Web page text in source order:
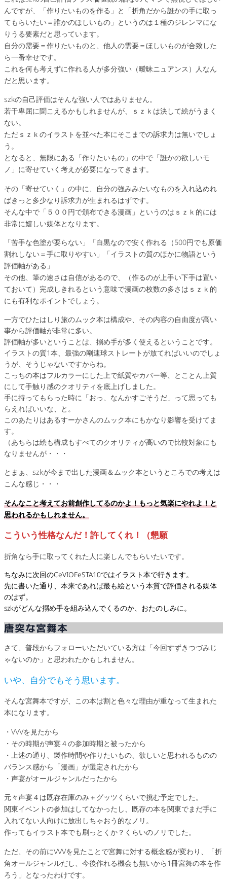
んですが、「作りたいものを作る」と「折角だから誰かの手に取っ
てもらいたい＝誰かのほしいもの」というのは１種のジレンマにな
りうる要素だと思っています。
自分の需要＝作りたいものと、他人の需要＝ほしいものが合致した
ら一番幸せです。
これを何も考えずに作れる人が多分強い（曖昧ニュアンス）人なん
だと思います。
szkの自己評価はそんな強い人ではありません。
若干卑屈に聞こえるかもしれませんが、ｓｚｋは決して絵がうまく
ない。
ただｓｚｋのイラストを並べた本にそこまでの訴求力は無いでしょ
う。
となると、無限にある「作りたいもの」の中で「誰かの欲しいモ
ノ」に寄せていく考えが必要になってきます。
その「寄せていく」の中に、自分の強みみたいなものを入れ込めれ
ばきっと多少なり訴求力が生まれるはずです。
そんな中で「５００円で頒布できる漫画」というのはｓｚｋ的には
非常に嬉しい媒体となります。
「苦手な色塗が要らない」「白黒なので安く作れる（500円でも原価
割れしない＝手に取りやすい」「イラストの質のほかに物語という
評価軸がある」
その他、筆の速さは自信があるので、（作るのが上手い下手は置い
ておいて）完成しきれるという意味で漫画の枚数の多さはｓｚｋ的
にも有利なポイントでしょう。
一方でひたはしり旅のムック本は構成や、その内容の自由度が高い
事から評価軸が非常に多い。
評価軸が多いということは、搦め手が多く使えるということです。
イラストの質1本、最強の剛速球ストレートが放てればいいのでしょ
うが、そうじゃないですからね。
こっちの本はフルカラーにした上で紙質やカバー等、とことん上質
にして手触り感のクオリティを底上げしました。
手に持ってもらった時に「おっ、なんかすごそうだ」って思っても
らえればいいな、と。
このあたりはあるすーかさんのムック本にもかなり影響を受けてま
す。
（あちらは絵も構成もすべてのクオリティが高いので比較対象にも
なりませんが・・・
とまぁ、szkが今まで出した漫画＆ムック本というところでの考えは
こんな感じ・・・
そんなこと考えてお前創作してるのかよ！もっと気楽にやれよ！と
思われるかもしれません。
こういう性格なんだ！許してくれ！（懇願
折角なら手に取ってくれた人に楽しんでもらいたいです。
ちなみに次回のCeVIOFeSTA10ではイラスト本で行きます。
先に書いた通り、本来であれば最も絵という本質で評価される媒体
のはず。
szkがどんな搦め手を組み込んでくるのか、おたのしみに。
唐突な宮舞本
さて、普段からフォローいただいている方は「今回すずきつづみじ
ゃないのか」と思われたかもしれません。
いや、自分でもそう思います。
そんな宮舞本ですが、この本は割と色々な理由が重なって生まれた
本になります。
・VVVを見たから
・その時期が声宴４の参加時期と被ったから
・上述の通り、製作時間や作りたいもの、欲しいと思われるものの
バランス感から「漫画」が選定されたから
・声宴がオールジャンルだったから
元々声宴４は既存在庫のみ＋グッツくらいで挑む予定でした。
関東イベントの参加はしてなかったし、既存の本を関東でまだ手に
入れてない人向けに放出しちゃおう的なノリ。
作ってもイラスト本でも刷っとくか？くらいのノリでした。
ただ、その前にVVVを見たことで宮舞に対する概念感が変わり、「折
角オールジャンルだし、今後作れる機会も無いから1冊宮舞の本を作
ろう」となったわけです。